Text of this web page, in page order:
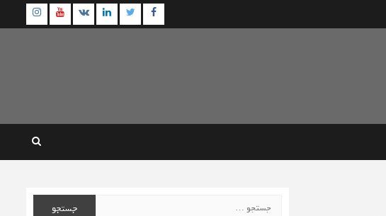
Facebook
Twitter
Linkedin
VK